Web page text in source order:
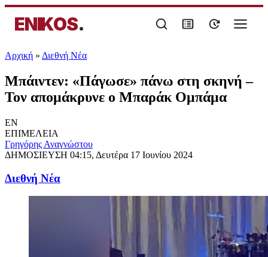
ENIKOS.
Αρχική » Διεθνή Νέα
Μπάιντεν: «Πάγωσε» πάνω στη σκηνή –
Τον απομάκρυνε ο Μπαράκ Ομπάμα
EN
ΕΠΙΜΕΛΕΙΑ
Γρηγόρης Αναγνώστου
ΔΗΜΟΣΙΕΥΣΗ 04:15, Δευτέρα 17 Ιουνίου 2024
Διεθνή Νέα